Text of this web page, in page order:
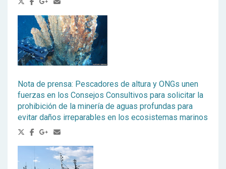
Nota de prensa: Pescadores de altura y ONGs unen
fuerzas en los Consejos Consultivos para solicitar la
prohibición de la minería de aguas profundas para
evitar daños irreparables en los ecosistemas marinos